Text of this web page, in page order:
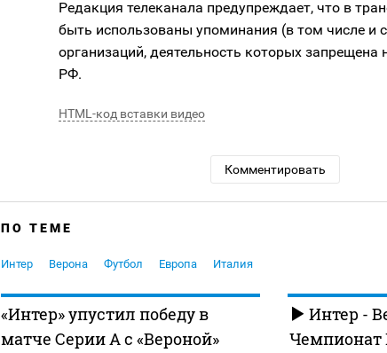
Редакция телеканала предупреждает, что в
быть использованы упоминания (в том числе и
организаций, деятельность которых запрещена
РФ.
HTML-код вставки видео
Комментировать
ПО ТЕМЕ
Интер Верона Футбол Европа Италия
«Интер» упустил победу в
матче Серии А с «Вероной»
Интер -
Чемпионат